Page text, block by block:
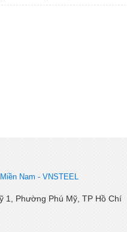
Nam - VNSTEEL
1, Phường Phú Mỹ, TP Hồ Chí